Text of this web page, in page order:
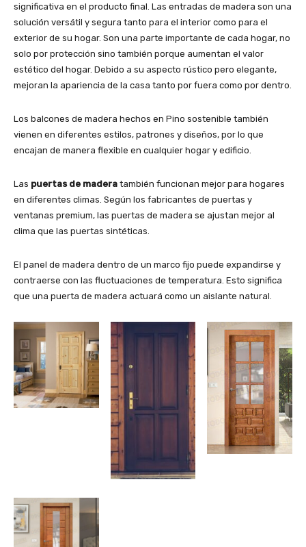
significativa en el producto final. Las entradas de madera son una
solución versátil y segura tanto para el interior como para el
exterior de su hogar. Son una parte importante de cada hogar, no
solo por protección sino también porque aumentan el valor
estético del hogar. Debido a su aspecto rústico pero elegante,
mejoran la apariencia de la casa tanto por fuera como por dentro.
Los balcones de madera hechos en Pino sostenible también
vienen en diferentes estilos, patrones y diseños, por lo que
encajan de manera flexible en cualquier hogar y edificio.
Las puertas de madera también funcionan mejor para hogares
en diferentes climas. Según los fabricantes de puertas y
ventanas premium, las puertas de madera se ajustan mejor al
clima que las puertas sintéticas.
El panel de madera dentro de un marco fijo puede expandirse y
contraerse con las fluctuaciones de temperatura. Esto significa
que una puerta de madera actuará como un aislante natural.